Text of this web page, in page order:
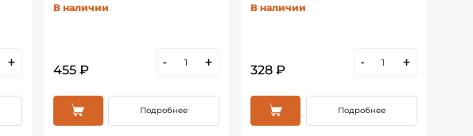
+
В наличии
455 ₽
- +
Подробнее
В наличии
328 ₽
- +
Подробнее